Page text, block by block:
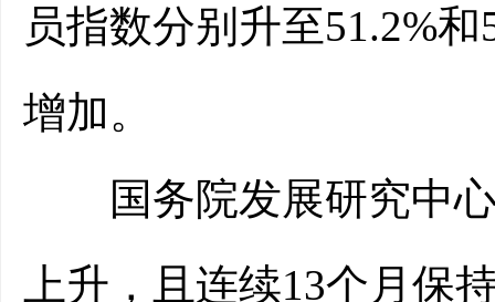
员指数分别升至51.2%
增加。
国务院发展研究中心
上升，且连续13个月保